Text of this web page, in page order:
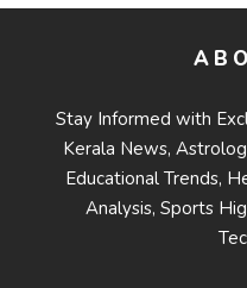
Stay Informed with
Kerala News,
Educational Trends,
Analysis, Sports